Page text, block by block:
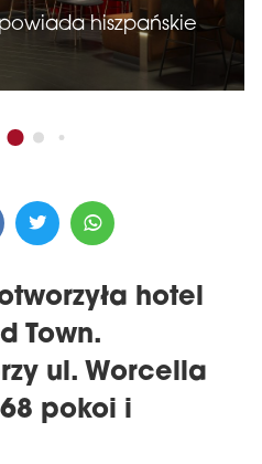
hiszpańskie
hotel
Town.
ul. Worcella
pokoi i